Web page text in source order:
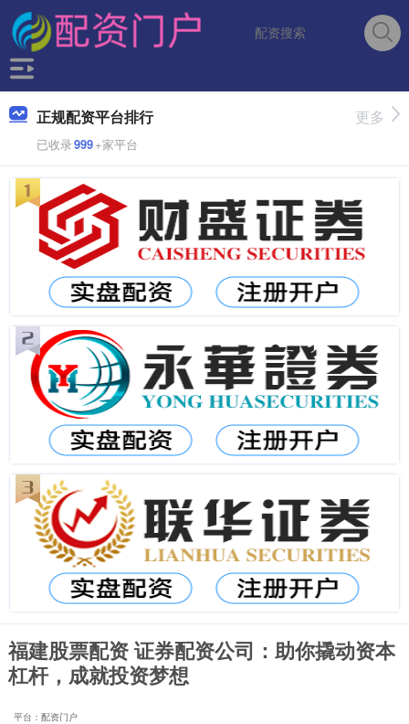
正规配资平台排行
已收录999+家平台
更多
福建股票配资 证券配资公司：助你撬动资本
杠杆，成就投资梦想
平台：配资门户